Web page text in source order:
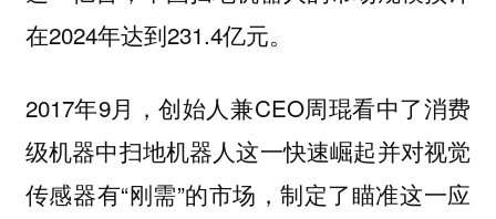
在2024年达到231.4亿元。
2017年9月，创始人兼CEO周琨看中了消费
级机器中扫地机器人这一快速崛起并对视觉
传感器有“刚需”的市场，制定了瞄准这一应